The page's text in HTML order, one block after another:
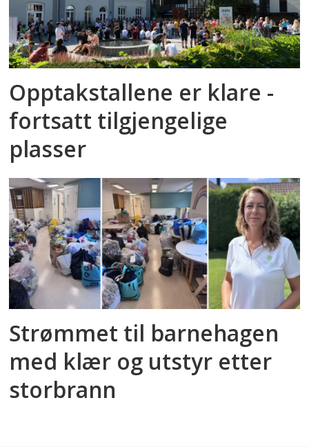
Opptakstallene er klare -
fortsatt tilgjengelige
plasser
Strømmet til barnehagen
med klær og utstyr etter
storbrann